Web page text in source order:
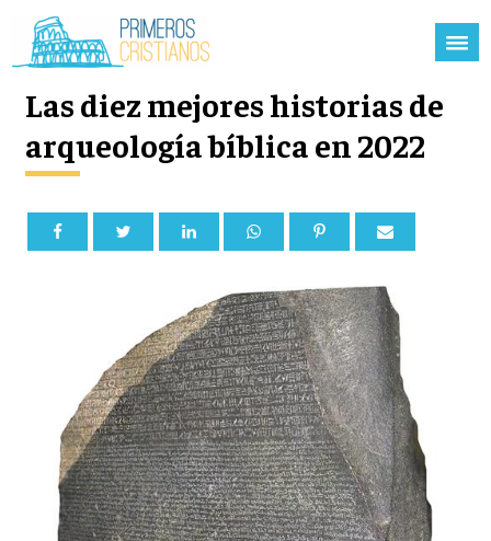
Las diez mejores historias de
arqueología bíblica en 2022